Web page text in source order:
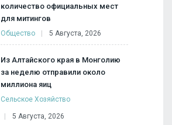
количество официальных мест
для митингов
Общество 5 Августа, 2026
Из Алтайского края в Монголию
за неделю отправили около
миллиона яиц
Сельское Хозяйство
5 Августа, 2026